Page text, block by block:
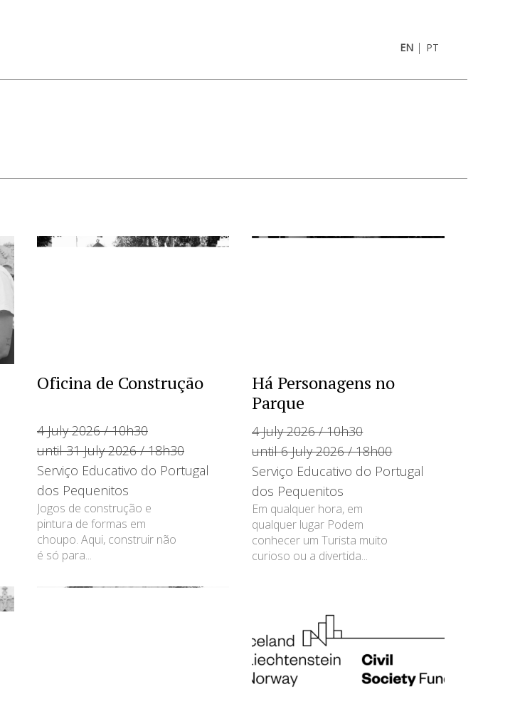
EN| PT
Oficina de Construção
4 July 2026 / 10h30
until 31 July 2026 / 18h30
Serviço Educativo do Portugal
dos Pequenitos
Jogos de construção e
pintura de formas em
choupo. Aqui, construir não
é só para...
Há Personagens no
Parque
4 July 2026 / 10h30
until 6 July 2026 / 18h00
Serviço Educativo do Portugal
dos Pequenitos
Em qualquer hora, em
qualquer lugar Podem
conhecer um Turista muito
curioso ou a divertida...